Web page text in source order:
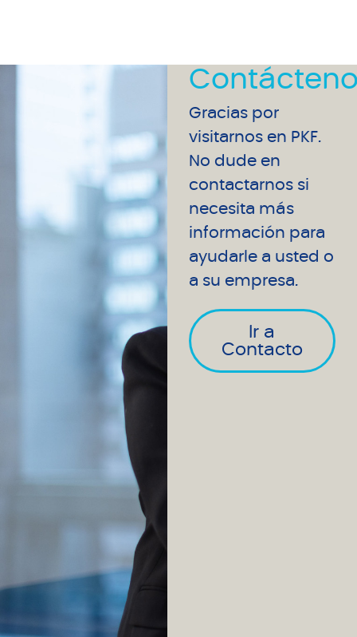
Gracias por
visitarnos en PKF.
No dude en
contactarnos si
necesita más
información para
ayudarle a usted o
a su empresa.
Ir a
Contacto